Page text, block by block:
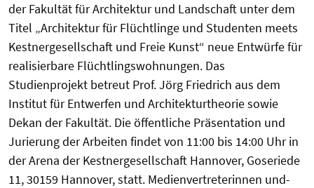
der Fakultät für Architektur und Landschaft unter dem
Titel „Architektur für Flüchtlinge und Studenten meets
Kestnergesellschaft und Freie Kunst“ neue Entwürfe für
realisierbare Flüchtlingswohnungen. Das
Studienprojekt betreut Prof. Jörg Friedrich aus dem
Institut für Entwerfen und Architekturtheorie sowie
Dekan der Fakultät. Die öffentliche Präsentation und
Jurierung der Arbeiten findet von 11:00 bis 14:00 Uhr in
der Arena der Kestnergesellschaft Hannover, Goseriede
11, 30159 Hannover, statt. Medienvertreterinnen und-